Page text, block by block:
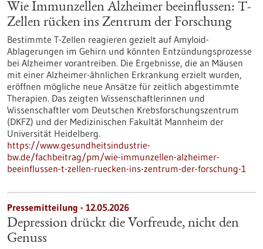
Wie Immunzellen Alzheimer beeinflussen: T-
Zellen rücken ins Zentrum der Forschung
Bestimmte T-Zellen reagieren gezielt auf Amyloid-
Ablagerungen im Gehirn und könnten Entzündungsprozesse
bei Alzheimer vorantreiben. Die Ergebnisse, die an Mäusen
mit einer Alzheimer-ähnlichen Erkrankung erzielt wurden,
eröffnen mögliche neue Ansätze für zeitlich abgestimmte
Therapien. Das zeigten Wissenschaftlerinnen und
Wissenschaftler vom Deutschen Krebsforschungszentrum
(DKFZ) und der Medizinischen Fakultät Mannheim der
Universität Heidelberg.
https://www.gesundheitsindustrie-
bw.de/fachbeitrag/pm/wie-immunzellen-alzheimer-
beeinflussen-t-zellen-ruecken-ins-zentrum-der-forschung-1
Pressemitteilung - 12.05.2026
Depression drückt die Vorfreude, nicht den
Genuss